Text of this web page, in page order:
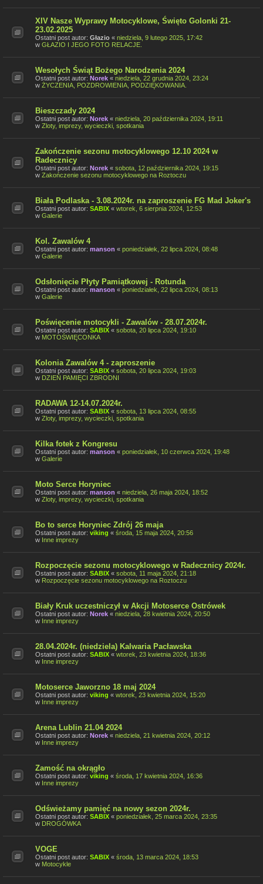
XIV Nasze Wyprawy Motocyklowe, Święto Golonki 21-
23.02.2025
Ostatni post autor: Głazio « niedziela, 9 lutego 2025, 17:42
w GŁAZIO I JEGO FOTO RELACJE.
Wesołych Świąt Bożego Narodzenia 2024
Ostatni post autor: Norek « niedziela, 22 grudnia 2024, 23:24
w ŻYCZENIA, POZDROWIENIA, PODZIĘKOWANIA.
Bieszczady 2024
Ostatni post autor: Norek « niedziela, 20 października 2024, 19:11
w Zloty, imprezy, wycieczki, spotkania
Zakończenie sezonu motocyklowego 12.10 2024 w
Radecznicy
Ostatni post autor: Norek « sobota, 12 października 2024, 19:15
w Zakończenie sezonu motocyklowego na Roztoczu
Biała Podlaska - 3.08.2024r. na zaproszenie FG Mad Joker's
Ostatni post autor: SABIX « wtorek, 6 sierpnia 2024, 12:53
w Galerie
Kol. Zawalów 4
Ostatni post autor: manson « poniedziałek, 22 lipca 2024, 08:48
w Galerie
Odsłonięcie Płyty Pamiątkowej - Rotunda
Ostatni post autor: manson « poniedziałek, 22 lipca 2024, 08:13
w Galerie
Poświęcenie motocykli - Zawalów - 28.07.2024r.
Ostatni post autor: SABIX « sobota, 20 lipca 2024, 19:10
w MOTOŚWIĘCONKA
Kolonia Zawalów 4 - zaproszenie
Ostatni post autor: SABIX « sobota, 20 lipca 2024, 19:03
w DZIEŃ PAMIĘCI ZBRODNI
RADAWA 12-14.07.2024r.
Ostatni post autor: SABIX « sobota, 13 lipca 2024, 08:55
w Zloty, imprezy, wycieczki, spotkania
Kilka fotek z Kongresu
Ostatni post autor: manson « poniedziałek, 10 czerwca 2024, 19:48
w Galerie
Moto Serce Horyniec
Ostatni post autor: manson « niedziela, 26 maja 2024, 18:52
w Zloty, imprezy, wycieczki, spotkania
Bo to serce Horyniec Zdrój 26 maja
Ostatni post autor: viking « środa, 15 maja 2024, 20:56
w Inne imprezy
Rozpoczęcie sezonu motocyklowego w Radecznicy 2024r.
Ostatni post autor: SABIX « sobota, 11 maja 2024, 21:18
w Rozpoczęcie sezonu motocyklowego na Roztoczu
Biały Kruk uczestniczył w Akcji Motoserce Ostrówek
Ostatni post autor: Norek « niedziela, 28 kwietnia 2024, 20:50
w Inne imprezy
28.04.2024r. (niedziela) Kalwaria Pacławska
Ostatni post autor: SABIX « wtorek, 23 kwietnia 2024, 18:36
w Inne imprezy
Motoserce Jaworzno 18 maj 2024
Ostatni post autor: viking « wtorek, 23 kwietnia 2024, 15:20
w Inne imprezy
Arena Lublin 21.04 2024
Ostatni post autor: Norek « niedziela, 21 kwietnia 2024, 20:12
w Inne imprezy
Zamość na okrągło
Ostatni post autor: viking « środa, 17 kwietnia 2024, 16:36
w Inne imprezy
Odświeżamy pamięć na nowy sezon 2024r.
Ostatni post autor: SABIX « poniedziałek, 25 marca 2024, 23:35
w DROGÓWKA
VOGE
Ostatni post autor: SABIX « środa, 13 marca 2024, 18:53
w Motocykle